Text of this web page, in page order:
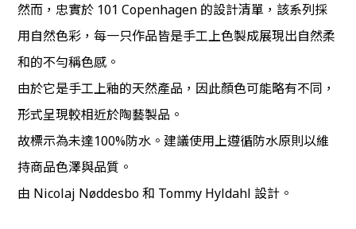
然而，忠實於 101 Copenhagen 的設計清單，該系列採
用自然色彩，每一只作品皆是手工上色製成展現出自然柔
和的不勻稱色感。
由於它是手工上釉的天然產品，因此顏色可能略有不同，
形式呈現較相近於陶藝製品。
故標示為未達100%防水。建議使用上遵循防水原則以維
持商品色澤與品質。
由 Nicolaj Nøddesbo 和 Tommy Hyldahl 設計。